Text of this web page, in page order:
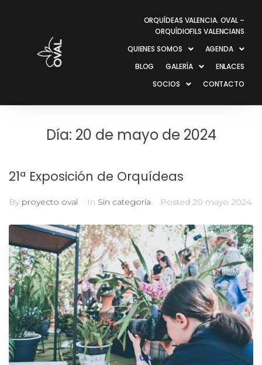
ORQUÍDEAS VALENCIA. OVAL –
ORQUÍDIOFILS VALENCIANS
QUIENES SOMOS
AGENDA
BLOG
GALERÍA
ENLACES
SOCIOS
CONTACTO
Día: 20 de mayo de 2024
21ª Exposición de Orquídeas
By proyecto oval In Sin categoría Posted 20 mayo 2024